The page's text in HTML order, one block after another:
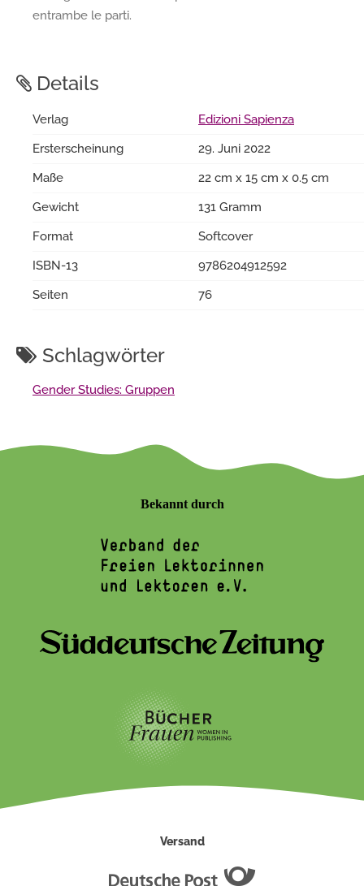
entrambe le parti.
Details
Verlag
Edizioni Sapienza
Ersterscheinung
29. Juni 2022
Maße
22 cm x 15 cm x 0.5 cm
Gewicht
131 Gramm
Format
Softcover
ISBN-13
9786204912592
Seiten
76
Schlagwörter
Gender Studies: Gruppen
Bekannt durch
Versand